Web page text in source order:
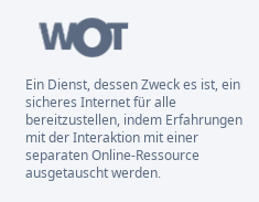
Ein Dienst, dessen Zweck es ist, ein
sicheres Internet für alle
bereitzustellen, indem Erfahrungen
mit der Interaktion mit einer
separaten Online-Ressource
ausgetauscht werden.